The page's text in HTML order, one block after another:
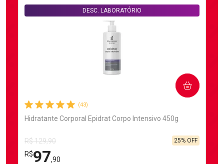
(43)
Hidratante Corporal Epidrat Corpo Intensivo 450g
DESC. LABORATÓRIO
R$ 129,90
R$97,90
25% OFF
COMPRAR